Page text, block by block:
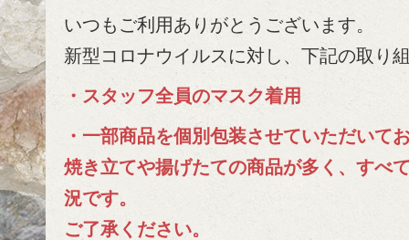
いつもご利用ありがとうございます。
新型コロナウイルスに対し、下記の取り
・スタッフ全員のマスク着用
・一部商品を個別包装させていただいて
焼き立てや揚げたての商品が多く、すべ
況です。
ご了承ください。